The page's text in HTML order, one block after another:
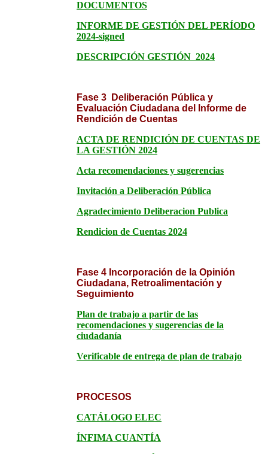
DOCUMENTOS
INFORME DE GESTIÓN DEL PERÍODO
2024-signed
DESCRIPCIÓN GESTIÓN 2024
Fase 3 Deliberación Pública y
Evaluación Ciudadana del Informe de
Rendición de Cuentas
ACTA DE RENDICIÓN DE CUENTAS DE
LA GESTIÓN 2024
Acta recomendaciones y sugerencias
Invitación a Deliberación Pública
Agradecimiento Deliberacion Publica
Rendicion de Cuentas 2024
Fase 4 Incorporación de la Opinión
Ciudadana, Retroalimentación y
Seguimiento
Plan de trabajo a partir de las
recomendaciones y sugerencias de la
ciudadanía
Verificable de entrega de plan de trabajo
PROCESOS
CATÁLOGO ELEC
ÍNFIMA CUANTÍA